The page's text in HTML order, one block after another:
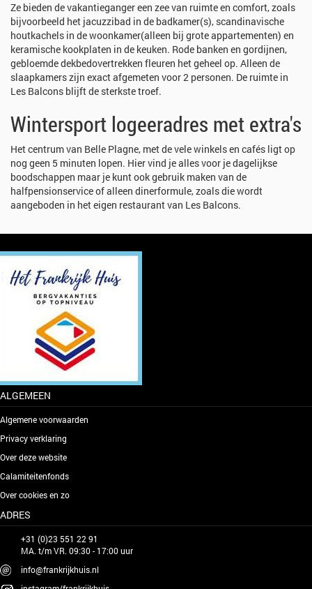
Ze bieden de vakantieganger een zee van ruimte en comfort, zoals
bijvoorbeeld het jacuzzibad in de badkamer(s), scandinavische
houtkachels in de woonkamer(alleen bij grote appartementen) en
keramische kookplaten in de keuken. Rode banken en gordijnen,
gebloemde dekbedovertrekken fleuren het geheel op. Alleen de
slaapkamers zijn exact afgemeten voor 2 personen. De ruimte in
Les Balcons blijft de sterkste troef.
Wintersport logeeradres met extra's
Het centrum van Belle Plagne, met de vele winkels en cafés ligt op
nog geen 5 minuten lopen. Hier vind je alles voor je dagelijkse
boodschappen maar je kunt ook gebruik maken van de
halfpensionservice of alleen dinerformule, zoals die wordt
aangeboden in het eigen restaurant van Les Balcons.
ALGEMEEN
Algemene voorwaarden
Privacy verklaring
Over deze website
Calamiteitenfonds
Over cookies en zo
ADRES
+31 (0)23 551 22 91
MA. t/m VR. 09:30 - 17:00 uur
info@frankrijkhuis.nl